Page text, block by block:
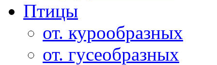
Птицы
от. курообразных
от. гусеобразных